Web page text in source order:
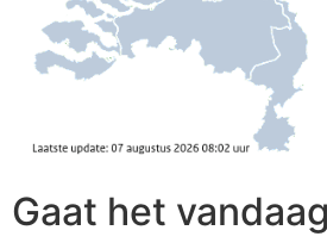
Gaat het